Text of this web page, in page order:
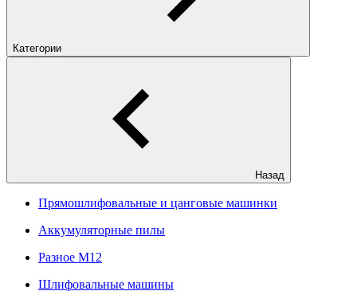
Категории
Назад
Прямошлифовальные и цанговые машинки
Аккумуляторные пилы
Разное M12
Шлифовальные машины